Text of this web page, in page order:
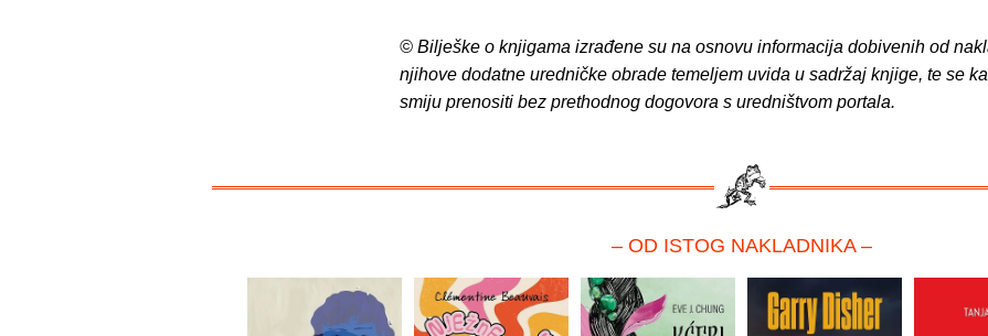
© Bilješke o knjigama izrađene su na osnovu informacija dobivenih od
njihove dodatne uredničke obrade temeljem uvida u sadržaj knjige, te se
smiju prenositi bez prethodnog dogovora s uredništvom portala.
– OD ISTOG NAKLADNIKA –